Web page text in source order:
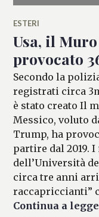
ESTERI
Usa, il
provocato
Secondo la
registrati circa
è stato creato Il
Messico, voluto
Trump, ha
partire dal 2019.
dell’Università
circa tre anni
raccapriccianti”
Continua a